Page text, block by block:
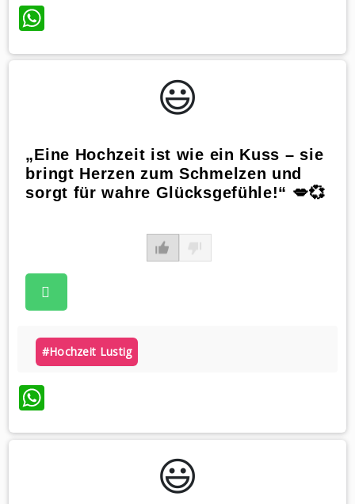
WhatsApp
😃️
„Eine Hochzeit ist wie ein Kuss – sie
bringt Herzen zum Schmelzen und
sorgt für wahre Glücksgefühle!“ 💋💞
#hochzeit Lustig
WhatsApp
😃️